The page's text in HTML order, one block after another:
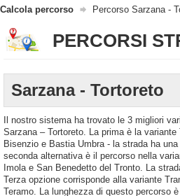
Calcola percorso Percorso Sarzana -
PERCORSI
Sarzana - Tortoreto
Il nostro sistema ha trovato le 3 migliori
Sarzana – Tortoreto. La prima è la
Bisenzio e Bastia Umbra - la strada ha
seconda alternativa è il percorso nella
Imola e San Benedetto del Tronto. La
Terza opzione corrisponde alla variante
Teramo. La lunghezza di questo percorso